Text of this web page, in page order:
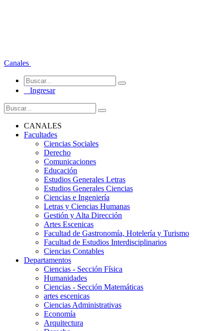
Canales
Ingresar
CANALES
Facultades
Ciencias Sociales
Derecho
Comunicaciones
Educación
Estudios Generales Letras
Estudios Generales Ciencias
Ciencias e Ingeniería
Letras y Ciencias Humanas
Gestión y Alta Dirección
Artes Escenicas
Facultad de Gastronomía, Hotelería y Turismo
Facultad de Estudios Interdisciplinarios
Ciencias Contables
Departamentos
Ciencias - Sección Física
Humanidades
Ciencias - Sección Matemáticas
artes escenicas
Ciencias Administrativas
Economía
Arquitectura